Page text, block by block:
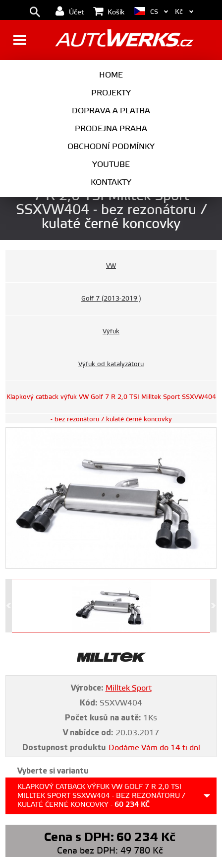
Účet Košík
HOME
PROJEKTY
DOPRAVA A PLATBA
PRODEJNA PRAHA
OBCHODNÍ PODMÍNKY
YOUTUBE
KONTAKTY
CS Kč
PODVOZEK
VÝFUK
INTERIÉR
AUTOKOSMETIKA
Klapkový catback výfuk VW Golf
7 R 2,0 TSI Milltek Sport
SSXVW404 - bez rezonátoru /
kulaté černé koncovky
VW
Golf 7 (2013-2019 )
Výfuk
Výfuk od katalyzátoru
Klapkový catback výfuk VW Golf 7 R 2,0 TSI Milltek Sport SSXVW404
- bez rezonátoru / kulaté černé koncovky
Výrobce: Milltek Sport
Kód: SSXVW404
Počet kusů na autě: 1Ks
V nabídce od: 20.03.2017
Dostupnost produktu Dodáme Vám do 14 ti dní
Vyberte si variantu
KLAPKOVÝ CATBACK VÝFUK VW GOLF 7 R 2,0 TSI
MILLTEK SPORT SSXVW404 - BEZ REZONÁTORU /
KULATÉ ČERNÉ KONCOVKY -60 234 KČ
Cena s DPH: 60 234 Kč
Cena bez DPH: 49 780 Kč